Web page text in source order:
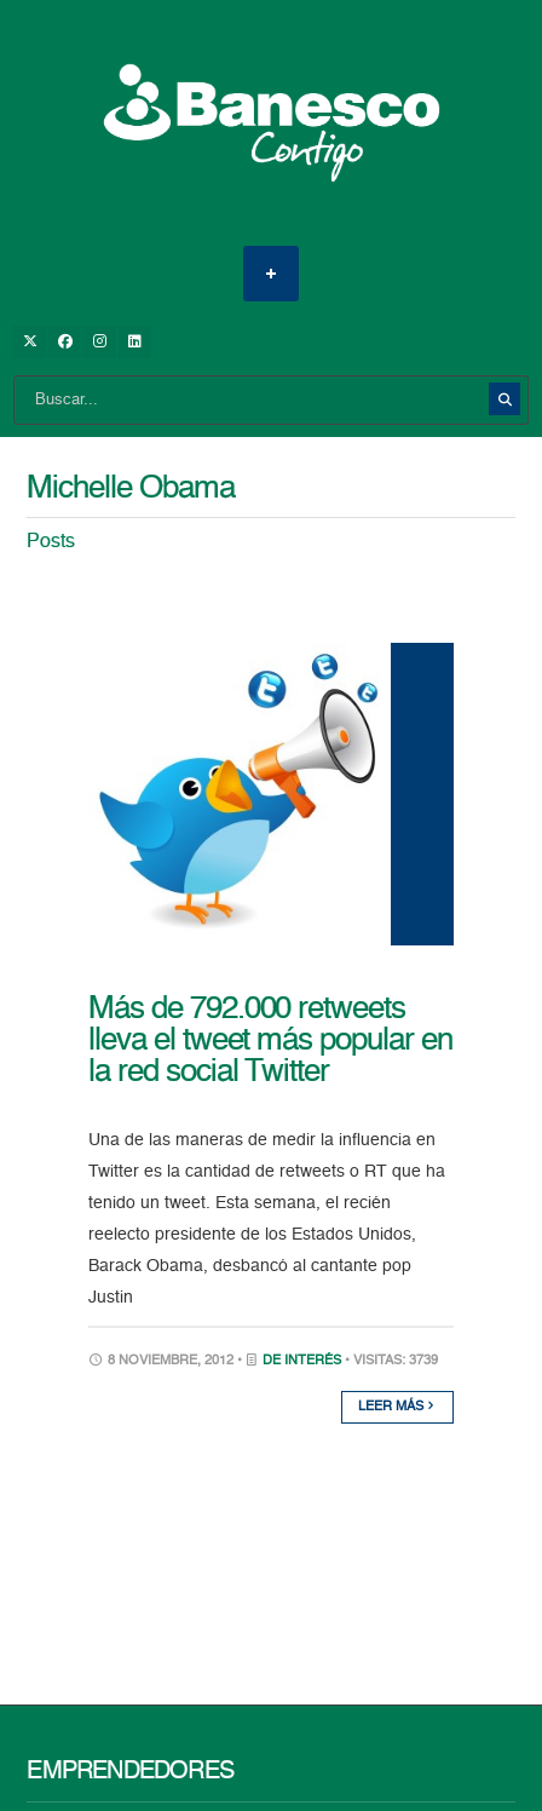
Michelle Obama
Posts
Más de 792.000 retweets
lleva el tweet más popular en
la red social Twitter
Una de las maneras de medir la influencia en
Twitter es la cantidad de retweets o RT que ha
tenido un tweet. Esta semana, el recién
reelecto presidente de los Estados Unidos,
Barack Obama, desbancó al cantante pop
Justin
8 NOVIEMBRE, 2012 • DE INTERÉS • VISITAS: 3739
LEER MÁS
EMPRENDEDORES